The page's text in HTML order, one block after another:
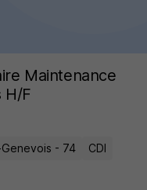
Maintenance
H/F
- 74 CDI